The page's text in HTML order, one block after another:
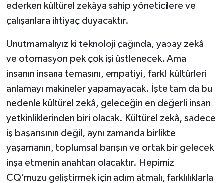
ederken kültürel zekâya sahip yöneticilere ve
çalışanlara ihtiyaç duyacaktır.
Unutmamalıyız ki teknoloji çağında, yapay zekâ
ve otomasyon pek çok işi üstlenecek. Ama
insanın insana temasını, empatiyi, farklı kültürleri
anlamayı makineler yapamayacak. İşte tam da bu
nedenle kültürel zekâ, geleceğin en değerli insan
yetkinliklerinden biri olacak. Kültürel zekâ, sadece
iş başarısının değil, aynı zamanda birlikte
yaşamanın, toplumsal barışın ve ortak bir gelecek
inşa etmenin anahtarı olacaktır. Hepimiz
CQ’muzu geliştirmek için adım atmalı, farklılıklarla